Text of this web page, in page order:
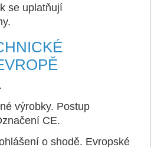
se uplatňují
výrobky. Postup
CE.
o shodě. Evropské